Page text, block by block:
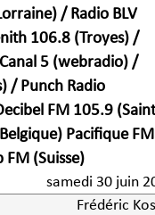
/ Radio BLV
106.8 (Troyes) /
5 (webradio) /
/ Punch Radio
FM 105.9
Pacifique FM
FM (Suisse)
samedi 30 juin
Frédéric